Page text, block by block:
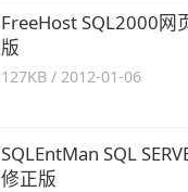
FreeHost SQL2000网
版
127KB /2012-01-06
SQLEntMan SQL
修正版